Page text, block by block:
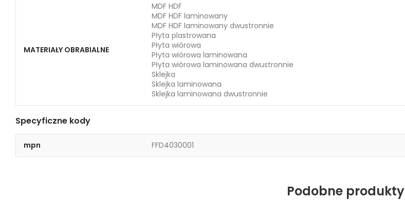
MATERIAŁY OBRABIALNE
MDF HDF
MDF HDF laminowany
MDF HDF laminowany dwustronnie
Płyta plastrowana
Płyta wiórowa
Płyta wiórowa laminowana
Płyta wiórowa laminowana dwustronnie
Sklejka
Sklejka laminowana
Sklejka laminowana dwustronnie
Specyficzne kody
mpn FFD4030001
Podobne produkty